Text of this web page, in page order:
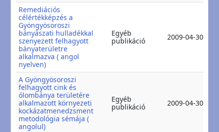
Remediációs
célértékképzés a
Gyöngyösoroszi
bányászati hulladékkal
szenyezett felhagyott
bányaterületre
alkalmazva ( angol
nyelven)
Egyéb
publikáció
2009-04-30
A Gyöngyösoroszi
felhagyott cink és
ólombánya területére
alkalmazott környezeti
kockázatmenedzsment
metodológia sémája (
angolul)
Egyéb
publikáció
2009-04-30